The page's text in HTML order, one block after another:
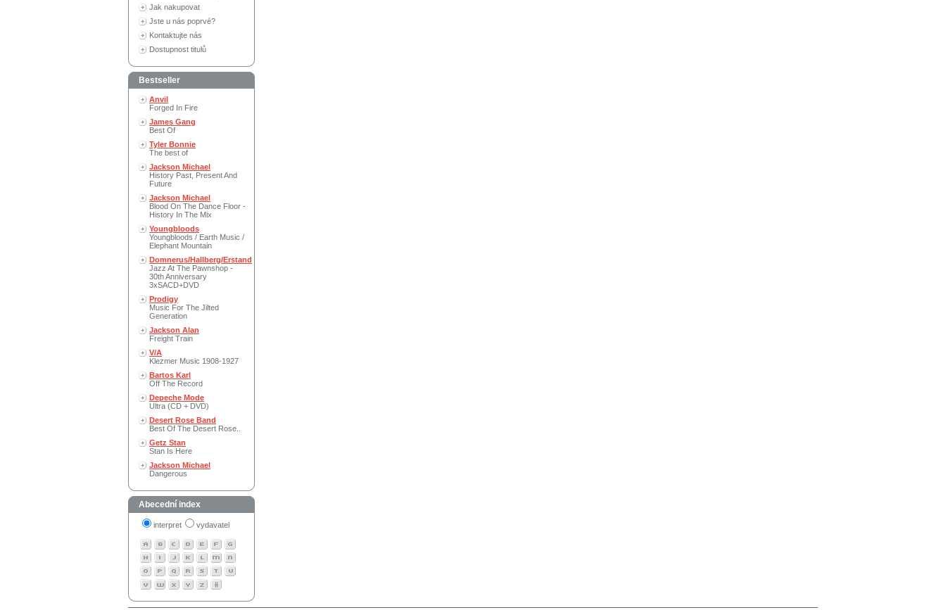
Jak nakupovat
Jste u nás poprvé?
Kontaktujte nás
Dostupnost titulů
Bestseller
Anvil
Forged In Fire
James Gang
Best Of
Tyler Bonnie
The best of
Jackson Michael
History Past, Present And
Future
Jackson Michael
Blood On The Dance Floor -
History In The Mix
Youngbloods
Youngbloods / Earth Music /
Elephant Mountain
Domnerus/Hallberg/Erstand
Jazz At The Pawnshop -
30th Anniversary
3xSACD+DVD
Prodigy
Music For The Jilted
Generation
Jackson Alan
Freight Train
V/A
Klezmer Music 1908-1927
Bartos Karl
Off The Record
Depeche Mode
Ultra (CD + DVD)
Desert Rose Band
Best Of The Desert Rose..
Getz Stan
Stan Is Here
Jackson Michael
Dangerous
Abecední index
interpret vydavatel